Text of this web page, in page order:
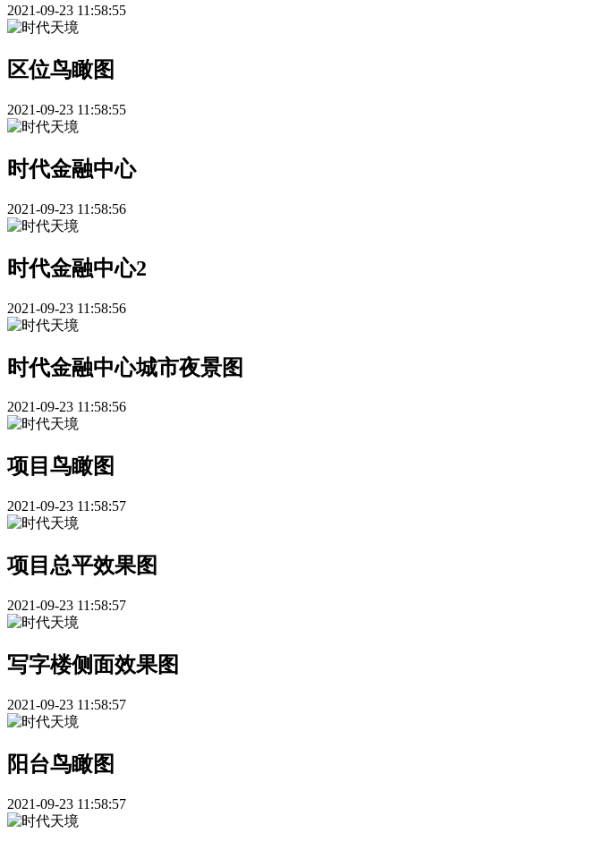
2021-09-23 11:58:55
区位鸟瞰图
2021-09-23 11:58:55
时代金融中心
2021-09-23 11:58:56
时代金融中心2
2021-09-23 11:58:56
时代金融中心城市夜景图
2021-09-23 11:58:56
项目鸟瞰图
2021-09-23 11:58:57
项目总平效果图
2021-09-23 11:58:57
写字楼侧面效果图
2021-09-23 11:58:57
阳台鸟瞰图
2021-09-23 11:58:57